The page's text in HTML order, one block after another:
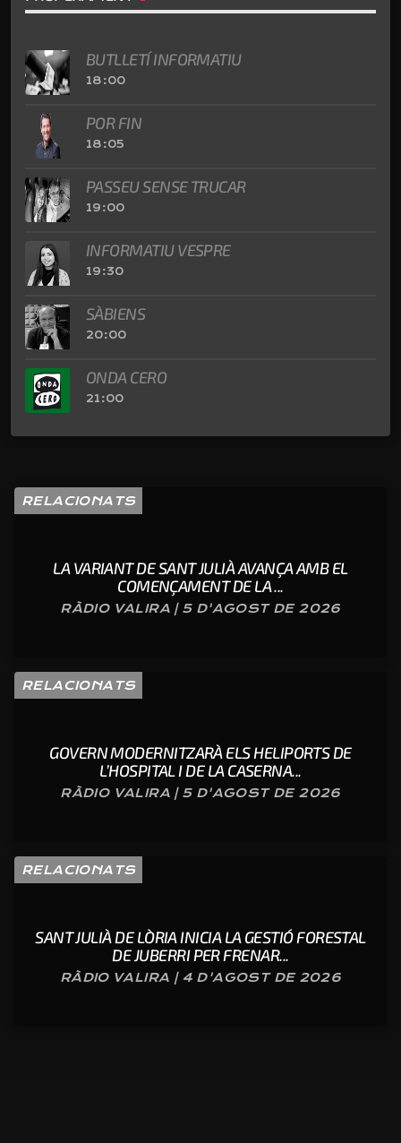
BUTLLETÍ INFORMATIU
18:00
POR FIN
18:05
PASSEU SENSE TRUCAR
19:00
INFORMATIU VESPRE
19:30
SÀBIENS
20:00
ONDA CERO
21:00
RELACIONATS
LA VARIANT DE SANT JULIÀ AVANÇA AMB EL
COMENÇAMENT DE LA ...
RÀDIO VALIRA | 5 D'AGOST DE 2026
RELACIONATS
GOVERN MODERNITZARÀ ELS HELIPORTS DE
L’HOSPITAL I DE LA CASERNA...
RÀDIO VALIRA | 5 D'AGOST DE 2026
RELACIONATS
SANT JULIÀ DE LÒRIA INICIA LA GESTIÓ FORESTAL
DE JUBERRI PER FRENAR...
RÀDIO VALIRA | 4 D'AGOST DE 2026